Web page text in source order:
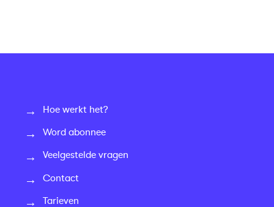
Hoe werkt het?
Word abonnee
Veelgestelde vragen
Contact
Tarieven